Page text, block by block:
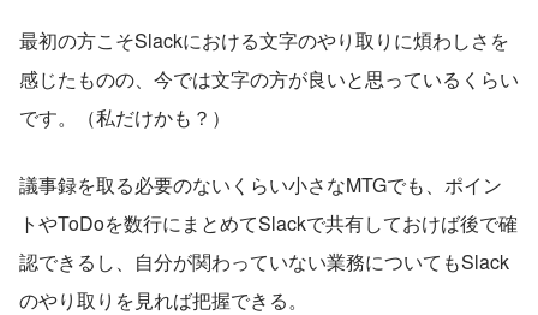
最初の方こそSlackにおける文字のやり取りに煩わしさを
感じたものの、今では文字の方が良いと思っているくらい
です。（私だけかも？）
議事録を取る必要のないくらい小さなMTGでも、ポイン
トやToDoを数行にまとめてSlackで共有しておけば後で確
認できるし、自分が関わっていない業務についてもSlack
のやり取りを見れば把握できる。